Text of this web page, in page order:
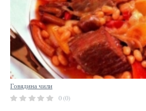
Говядина чили
0 (0)